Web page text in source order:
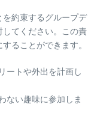
約束するグループデ
してください。この責
ることができます。
ートや外出を計画し
ない趣味に参加しま